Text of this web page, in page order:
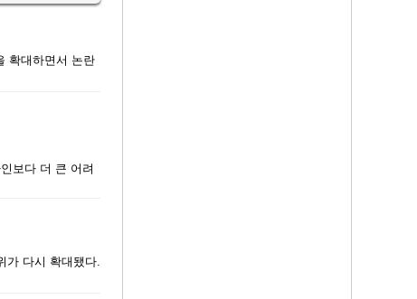
확대하면서 논란
보다 더 큰 어려
가 다시 확대됐다.